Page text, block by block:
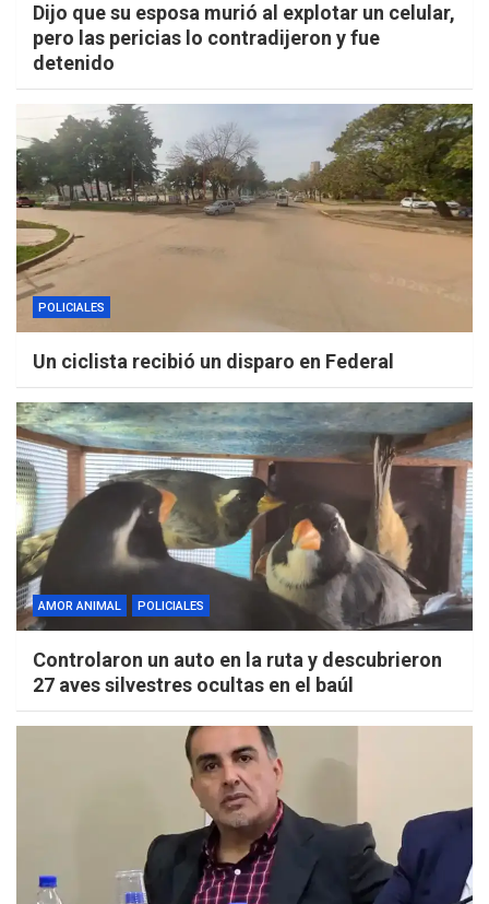
Dijo que su esposa murió al explotar un celular,
pero las pericias lo contradijeron y fue
detenido
POLICIALES
Un ciclista recibió un disparo en Federal
AMOR ANIMAL POLICIALES
Controlaron un auto en la ruta y descubrieron
27 aves silvestres ocultas en el baúl